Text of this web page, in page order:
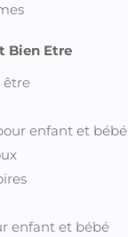
Bien Etre
être
enfant et bébé
enfant et bébé